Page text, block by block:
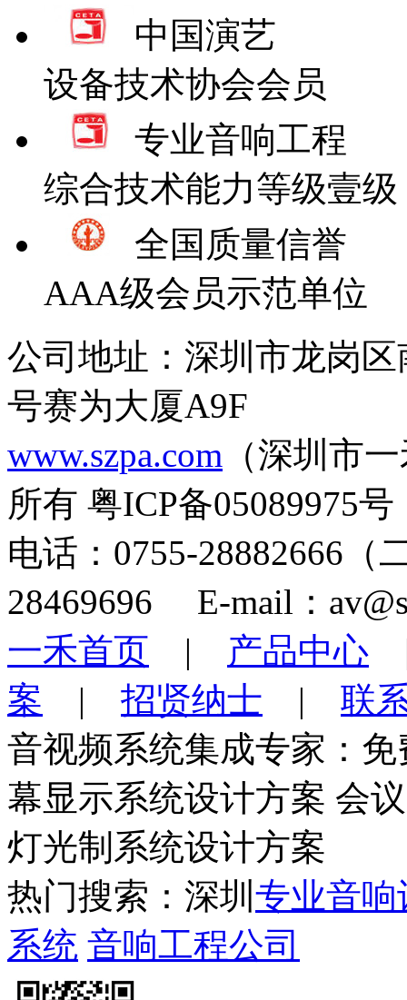
中国演艺
设备技术协会会员
专业音响工程
综合技术能力等级壹级
全国质量信誉
AAA级会员示范单位
公司地址：深圳市龙岗
号赛为大厦A9F
www.szpa.com （深圳市
所有 粤ICP备05089975号
电话：0755-28882666
28469696 E-mail：
一禾首页 | 产品中心
案 | 招贤纳士 | 联
音视频系统集成专家：
幕显示系统设计方案 会
灯光制系统设计方案
热门搜索：深圳 专业音响
系统 音响工程公司